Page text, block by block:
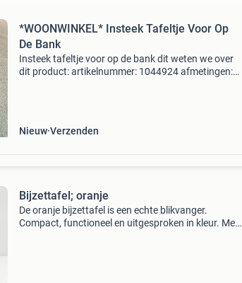
*WOONWINKEL* Insteek Tafeltje Voor Op
De Bank
Insteek tafeltje voor op de bank dit weten we over
dit product: artikelnummer: 1044924 afmetingen:
Nieuw Verzenden
Bijzettafel; oranje
De oranje bijzettafel is een echte blikvanger.
Compact, functioneel en uitgesproken in kleur. Met